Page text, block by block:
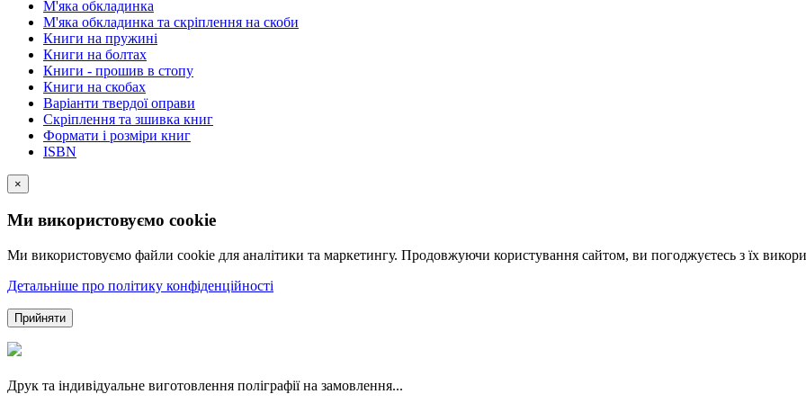
М'яка обкладинка
М'яка обкладинка та скріплення на скоби
Книги на пружині
Книги на болтах
Книги - прошив в стопу
Книги на скобах
Варіанти твердої оправи
Скріплення та зшивка книг
Формати і розміри книг
ISBN
×
Ми використовуємо cookie
Ми використовуємо файли cookie для аналітики та маркетингу. Продовжуючи користування сайтом, ви погоджуєтесь з їх
Детальніше про політику конфіденційності
Прийняти
Друк та індивідуальне виготовлення поліграфії на замовлення...